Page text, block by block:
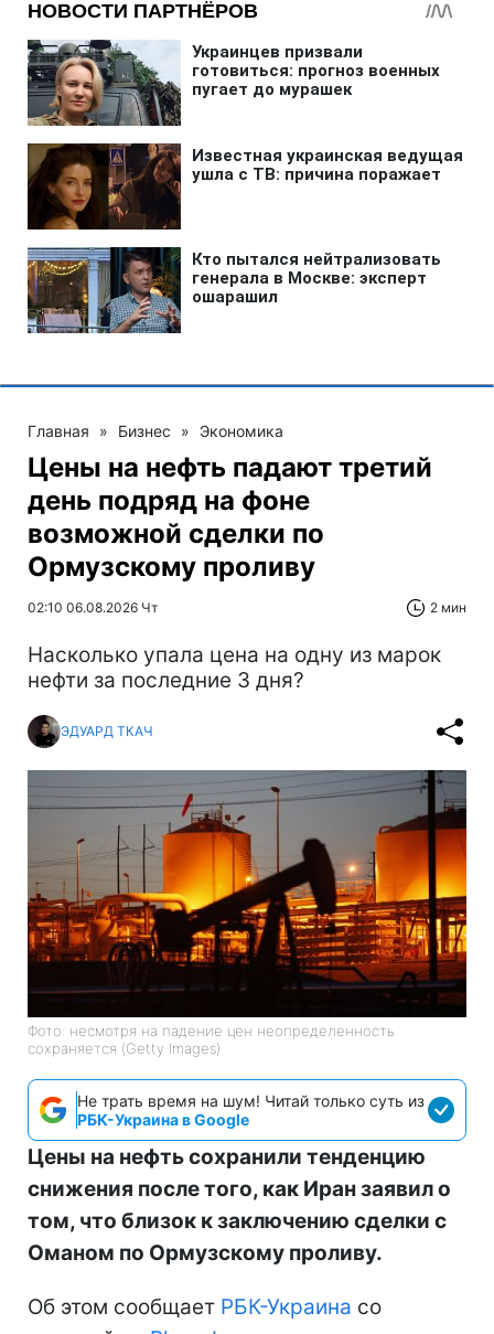
Главная » Бизнес » Экономика
Цены на нефть падают третий
день подряд на фоне
возможной сделки по
Ормузскому проливу
02:10 06.08.2026 Чт 2 мин
Насколько упала цена на одну из марок
нефти за последние 3 дня?
ЭДУАРД ТКАЧ
Фото: несмотря на падение цен неопределенность
сохраняется (Getty Images)
Не трать время на шум! Читай только суть из
РБК-Украина в Google
Цены на нефть сохранили тенденцию
снижения после того, как Иран заявил о
том, что близок к заключению сделки с
Оманом по Ормузскому проливу.
Об этом сообщает РБК-Украина со